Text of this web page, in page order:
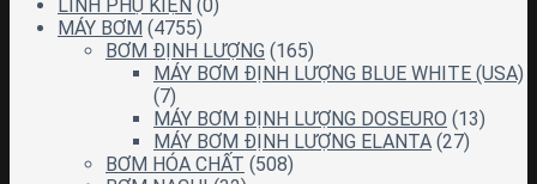
LINH PHỤ KIỆN (0)
MÁY BƠM (4755)
BƠM ĐỊNH LƯỢNG (165)
MÁY BƠM ĐỊNH LƯỢNG BLUE WHITE (USA)
(7)
MÁY BƠM ĐỊNH LƯỢNG DOSEURO (13)
MÁY BƠM ĐỊNH LƯỢNG ELANTA (27)
BƠM HÓA CHẤT (508)